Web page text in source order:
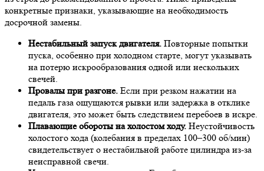
конкретные признаки, указывающие на необходимость
досрочной замены.
Нестабильный запуск двигателя. Повторные попытки
пуска, особенно при холодном старте, могут указывать
на потерю искрообразования одной или нескольких
свечей.
Провалы при разгоне. Если при резком нажатии на
педаль газа ощущаются рывки или задержка в отклике
двигателя, это может быть следствием перебоев в искре.
Плавающие обороты на холостом ходу. Неустойчивость
холостого хода (колебания в пределах 100–300 об/мин)
свидетельствует о нестабильной работе цилиндра из-за
неисправной свечи.